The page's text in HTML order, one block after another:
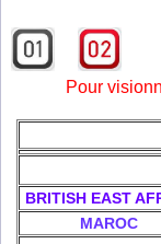
Pour
BRITISH EAST
MAROC